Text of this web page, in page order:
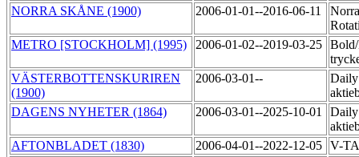
NORRA SKÅNE (1900)
2006-01-01--2016-06-11
METRO [STOCKHOLM] (1995)
2006-01-02--2019-03-25
VÄSTERBOTTENSKURIREN
(1900)
2006-03-01--
DAGENS NYHETER (1864)
2006-03-01--2025-10-01
AFTONBLADET (1830)
2006-04-01--2022-12-05 V-